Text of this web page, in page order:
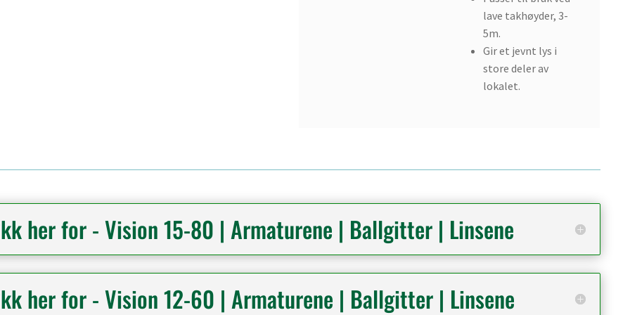
lave takhøyder, 3-
5m.
Gir et jevnt lys i
store deler av
lokalet.
her for - Vision 15-80 | Armaturene | Ballgitter | Linsene
her for - Vision 12-60 | Armaturene | Ballgitter | Linsene